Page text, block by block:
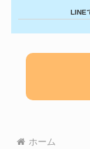
LINE
ホーム